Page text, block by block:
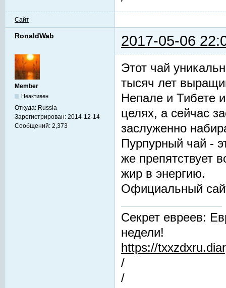
Сайт
RonaldWab 2017-05-06
Member
Неактивен
Откуда: Russia
Зарегистрирован: 2014-12-14
Сообщений: 2,373
Этот чай
тысяч лет
Непале и Тибете
целях, а сейчас
заслуженно
Пурпурный чай -
же препятствует
жир в энергию.
Официальный
Секрет евреев:
недели!
https://
/
/